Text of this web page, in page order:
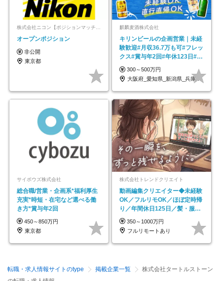
株式会社ニコン【ポジションマッチ登録】
オープンポジション
非公開
東京都
麒麟麦酒株式会社
キリンビールの企画営業｜未経
験歓迎#月収36.7万も可#フレッ
クス#賞与年2回#年休123日#完
全週休2日制
300～500万円
大阪府_愛知県_新潟県_兵庫県_福岡県
サイボウズ株式会社
総合職/営業・企画系*福利厚生
充実*時短・在宅など選べる働
き方*賞与年2回
450～850万円
東京都
株式会社トレンドクリエイト
動画編集クリエイター◆未経験
OK／フルリモOK／ほぼ定時帰
り／年間休日125日／髪・服・
ネイル自由／副業OK
350～1000万円
フルリモートあり
転職・求人情報サイトのtype 掲載企業一覧
株式会社タートルストーン